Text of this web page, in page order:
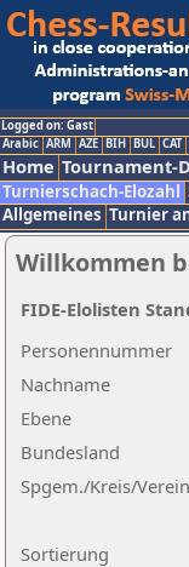
Logged on: Gast
Arabic ARM AZE BIH BUL CAT
Home Tournament-
Turnierschach-Elozahl
Allgemeines Turnier
Willkommen
Nachname
Ebene
Sortierung
Personennummer
Bundesland
Spgem./Kreis/Verein
FIDE-Elolisten